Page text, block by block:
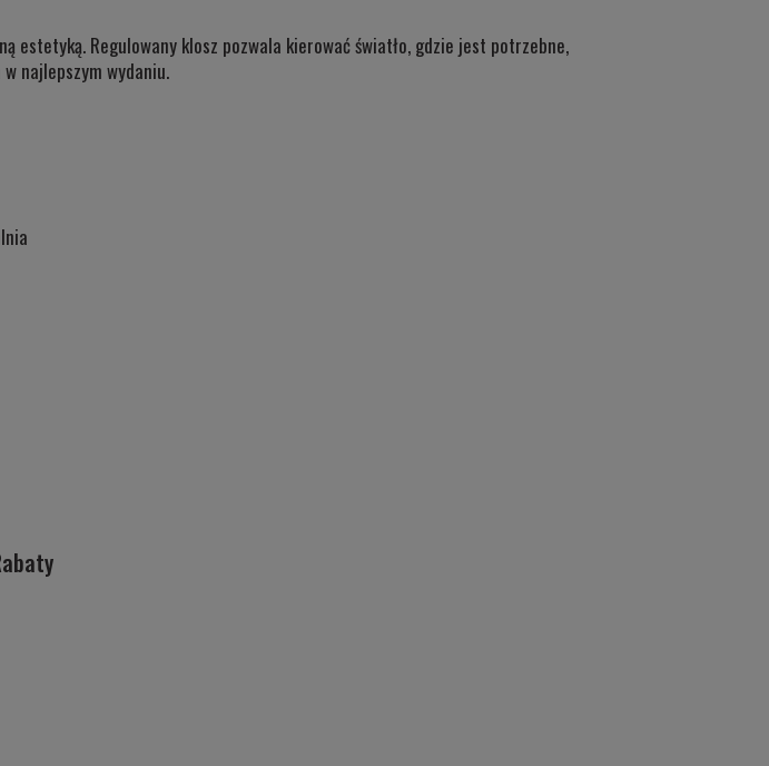
estetyką. Regulowany klosz pozwala kierować światło, gdzie jest potrzebne,
najlepszym wydaniu.